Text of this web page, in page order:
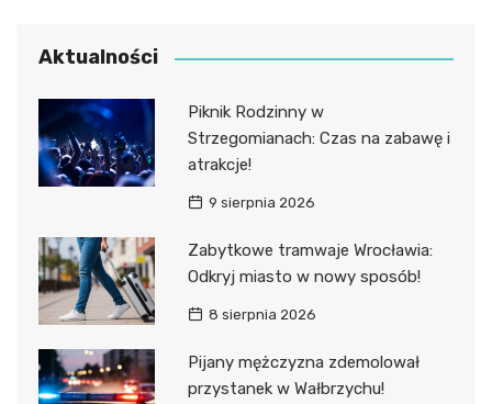
Aktualności
Piknik Rodzinny w
Strzegomianach: Czas na zabawę i
atrakcje!
9 sierpnia 2026
Zabytkowe tramwaje Wrocławia:
Odkryj miasto w nowy sposób!
8 sierpnia 2026
Pijany mężczyzna zdemolował
przystanek w Wałbrzychu!